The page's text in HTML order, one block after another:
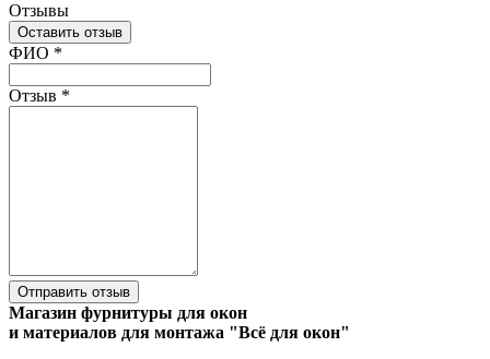
Отзывы
Оставить отзыв
Ваш отзыв был отправлен!
ФИО *
Отзыв *
Отправить отзыв
Магазин фурнитуры для окон
и материалов для монтажа "Всё для окон"